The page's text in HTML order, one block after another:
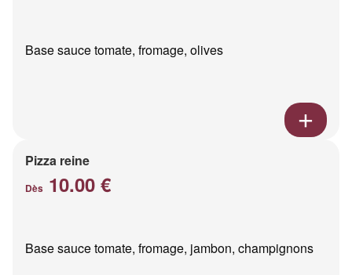
Base sauce tomate, fromage, olives
Pizza reine
Dès 10.00 €
Base sauce tomate, fromage, jambon, champignons